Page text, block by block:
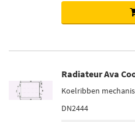
Radiateur Ava
Koelribben
DN2444